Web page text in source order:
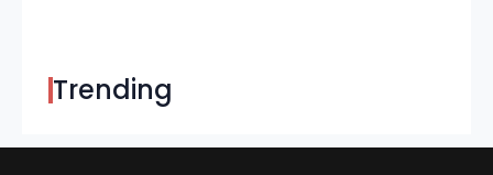
Trending